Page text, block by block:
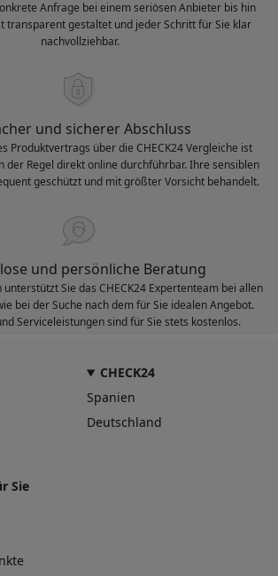
Anfrage bei einem seriösen Anbieter bis hin
transparent gestaltet und jeder Schritt für Sie klar
nachvollziehbar.
und sicherer Abschluss
Produktvertrags über die CHECK24 Vergleiche ist
der Regel direkt online durchführbar. Ihre sensiblen
geschützt und mit größter Vorsicht behandelt.
und persönliche Beratung
Sie das CHECK24 Expertenteam bei allen
bei der Suche nach dem für Sie idealen Angebot.
Serviceleistungen sind für Sie stets kostenlos.
CHECK24
Spanien
Deutschland
Sie